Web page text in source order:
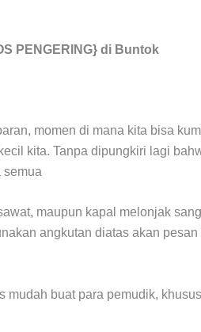
PENGERING} di Buntok
momen di mana kita bisa
kita. Tanpa dipungkiri lagi
semua
maupun kapal melonjak
angkutan diatas akan
buat para pemudik,